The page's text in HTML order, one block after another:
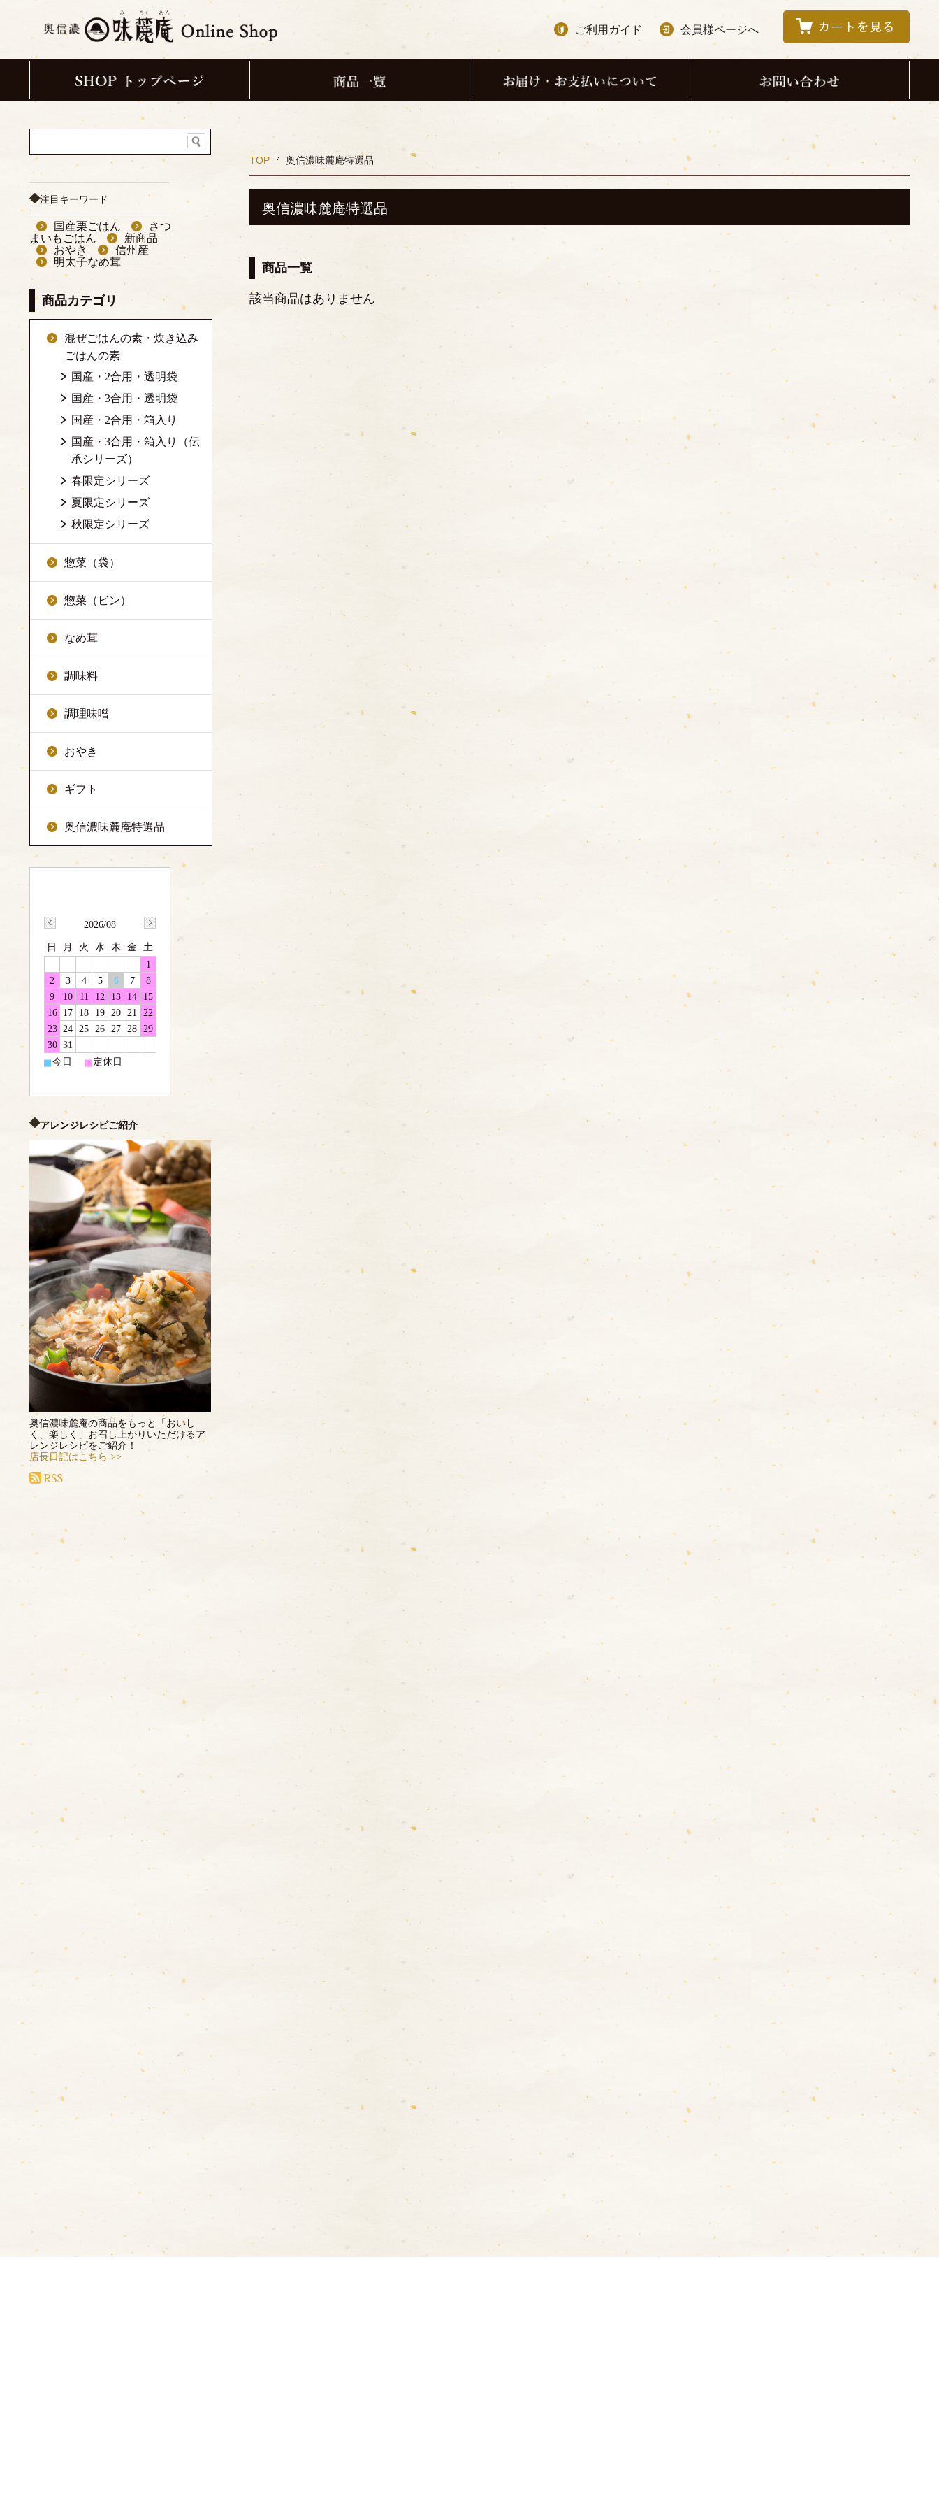
ご利用ガイド 会員様ページへ
TOP 奥信濃味麓庵特選品
奥信濃味麓庵特選品
商品一覧
該当商品はありません
注目キーワード
国産栗ごはん
さつ
まいもごはん
新商品
おやき
信州産
明太子なめ茸
商品カテゴリ
混ぜごはんの素・炊き込み
ごはんの素
国産・2合用・透明袋
国産・3合用・透明袋
国産・2合用・箱入り
国産・3合用・箱入り（伝
承シリーズ）
春限定シリーズ
夏限定シリーズ
秋限定シリーズ
惣菜（袋）
惣菜（ビン）
なめ茸
調味料
調理味噌
おやき
ギフト
奥信濃味麓庵特選品
2026/08
日
月 火 水 木 金
土
1
2
3 4 5 6 7
8
9
10 11 12 13 14
15
16 17 18 19 20 21
22
23 24 25 26 27 28
29
30 31
■今日 ■定休日
アレンジレシピご紹介
奥信濃味麓庵の商品をもっと「おいし
く、楽しく」お召し上がりいただけるア
レンジレシピをご紹介！
店長日記はこちら >>